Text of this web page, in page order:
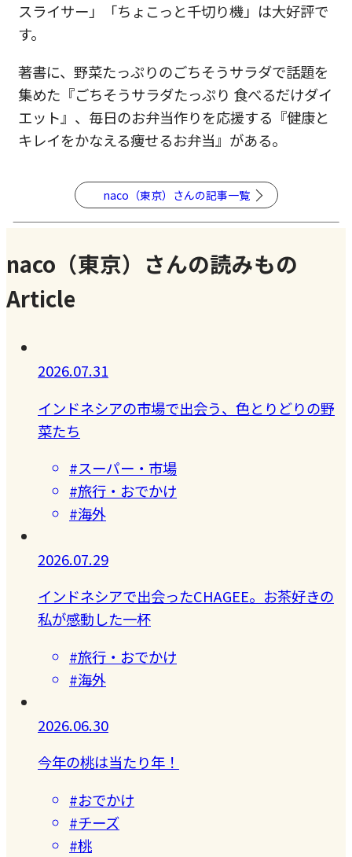
スライサー」「ちょこっと千切り機」は大好評で
す。
著書に、野菜たっぷりのごちそうサラダで話題を
集めた『ごちそうサラダたっぷり 食べるだけダイ
エット』、毎日のお弁当作りを応援する『健康と
キレイをかなえる痩せるお弁当』がある。
naco（東京）さんの記事一覧
naco（東京）さんの読みもの
Article
2026.07.31
インドネシアの市場で出会う、色とりどりの野
菜たち
#スーパー・市場
#旅行・おでかけ
#海外
2026.07.29
インドネシアで出会ったCHAGEE。お茶好きの
私が感動した一杯
#旅行・おでかけ
#海外
2026.06.30
今年の桃は当たり年！
#おでかけ
#チーズ
#桃